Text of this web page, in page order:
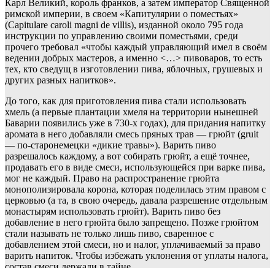
Карл Великий, король франков, а затем император Священной
римской империи, в своем «Капитулярии о поместьях»
(Capitulare caroli magni de villis), изданной около 795 года
инструкции по управлению своими поместьями, среди
прочего требовал «чтобы каждый управляющий имел в своём
ведении добрых мастеров, а именно <…> пивоваров, то есть
тех, кто сведущ в изготовлении пива, яблочных, грушевых и
других разных напитков».
До того, как для приготовления пива стали использовать
хмель (а первые плантации хмеля на территории нынешней
Баварии появились уже в 730-х годах), для придания напитку
аромата в него добавляли смесь пряных трав — грюйт (gruit
— по-старонемецки «дикие травы»). Варить пиво
разрешалось каждому, а вот собирать грюйт, а ещё точнее,
продавать его в виде смеси, использующейся при варке пива,
мог не каждый. Право на распространение грюйта
монополизировала корона, которая поделилась этим правом с
церковью (а та, в свою очередь, давала разрешение отдельным
монастырям использовать грюйт). Варить пиво без
добавление в него грюйта было запрещено. Позже грюйтом
стали называть не только лишь пиво, сваренное с
добавлением этой смеси, но и налог, уплачиваемый за право
варить напиток. Чтобы избежать уклонения от уплаты налога,